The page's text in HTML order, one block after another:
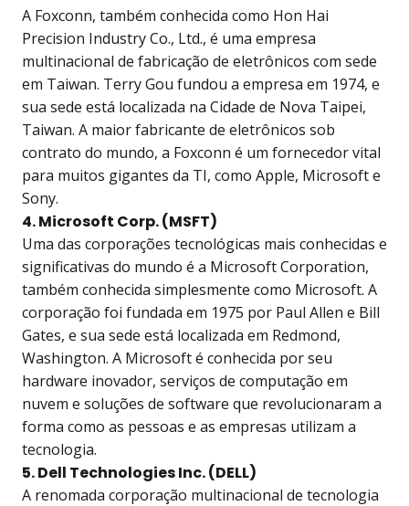
A Foxconn, também conhecida como Hon Hai
Precision Industry Co., Ltd., é uma empresa
multinacional de fabricação de eletrônicos com sede
em Taiwan. Terry Gou fundou a empresa em 1974, e
sua sede está localizada na Cidade de Nova Taipei,
Taiwan. A maior fabricante de eletrônicos sob
contrato do mundo, a Foxconn é um fornecedor vital
para muitos gigantes da TI, como Apple, Microsoft e
Sony.
4. Microsoft Corp. (MSFT)
Uma das corporações tecnológicas mais conhecidas e
significativas do mundo é a Microsoft Corporation,
também conhecida simplesmente como Microsoft. A
corporação foi fundada em 1975 por Paul Allen e Bill
Gates, e sua sede está localizada em Redmond,
Washington. A Microsoft é conhecida por seu
hardware inovador, serviços de computação em
nuvem e soluções de software que revolucionaram a
forma como as pessoas e as empresas utilizam a
tecnologia.
5. Dell Technologies Inc. (DELL)
A renomada corporação multinacional de tecnologia